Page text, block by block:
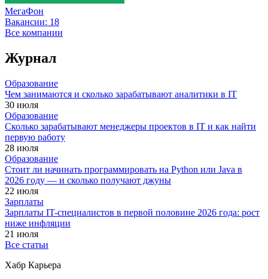
МегаФон
Вакансии: 18
Все компании
Журнал
Образование
Чем занимаются и сколько зарабатывают аналитики в IT
30 июля
Образование
Сколько зарабатывают менеджеры проектов в IT и как найти
первую работу
28 июля
Образование
Стоит ли начинать программировать на Python или Java в
2026 году — и сколько получают джуны
22 июля
Зарплаты
Зарплаты IT-специалистов в первой половине 2026 года: рост
ниже инфляции
21 июля
Все статьи
Хабр Карьера